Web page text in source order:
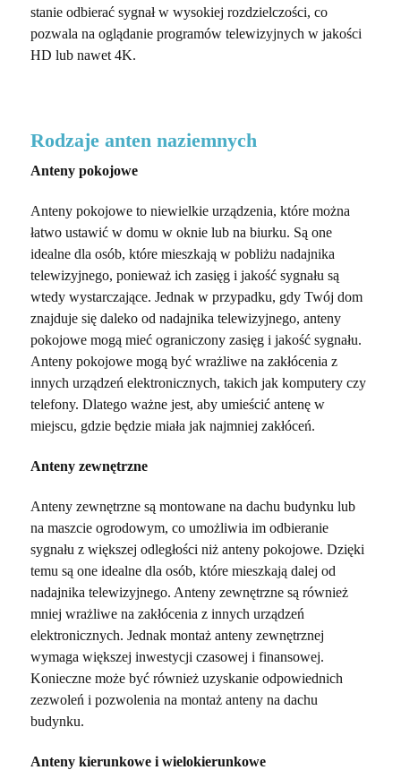
stanie odbierać sygnał w wysokiej rozdzielczości, co
pozwala na oglądanie programów telewizyjnych w jakości
HD lub nawet 4K.
Rodzaje anten naziemnych
Anteny pokojowe
Anteny pokojowe to niewielkie urządzenia, które można
łatwo ustawić w domu w oknie lub na biurku. Są one
idealne dla osób, które mieszkają w pobliżu nadajnika
telewizyjnego, ponieważ ich zasięg i jakość sygnału są
wtedy wystarczające. Jednak w przypadku, gdy Twój dom
znajduje się daleko od nadajnika telewizyjnego, anteny
pokojowe mogą mieć ograniczony zasięg i jakość sygnału.
Anteny pokojowe mogą być wrażliwe na zakłócenia z
innych urządzeń elektronicznych, takich jak komputery czy
telefony. Dlatego ważne jest, aby umieścić antenę w
miejscu, gdzie będzie miała jak najmniej zakłóceń.
Anteny zewnętrzne
Anteny zewnętrzne są montowane na dachu budynku lub
na maszcie ogrodowym, co umożliwia im odbieranie
sygnału z większej odległości niż anteny pokojowe. Dzięki
temu są one idealne dla osób, które mieszkają dalej od
nadajnika telewizyjnego. Anteny zewnętrzne są również
mniej wrażliwe na zakłócenia z innych urządzeń
elektronicznych. Jednak montaż anteny zewnętrznej
wymaga większej inwestycji czasowej i finansowej.
Konieczne może być również uzyskanie odpowiednich
zezwoleń i pozwolenia na montaż anteny na dachu
budynku.
Anteny kierunkowe i wielokierunkowe